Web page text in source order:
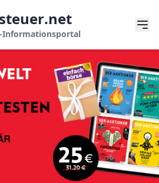
.net
Informationsportal